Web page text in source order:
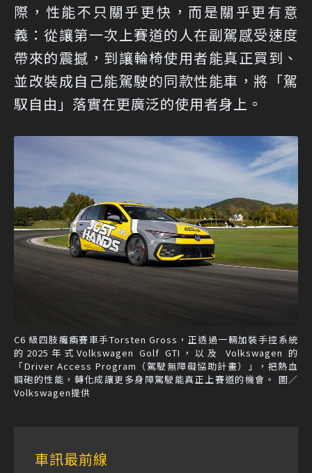
際，性能不只關乎更快，而是關乎更有意
義：從讓第一次上賽道的人在副駕感受速度
帶來的震撼，到讓輪椅使用者能真正買到、
並改裝成自己能駕駛的同款性能車，將「駕
馭自由」落實在更廣泛的使用者身上。
C6 級四肢癱瘓賽車手Torsten Gross，正透過一輛加裝手控系統
的2025年式Volkswagen Golf GTI，以及 Volkswagen 的
「Driver Access Program（駕駛無障礙協助計畫）」，把熱血
鋼砲的性能，轉化成讓更多身障駕駛能真正上賽道的機會。 圖／
Volkswagen提供
車訊最前線